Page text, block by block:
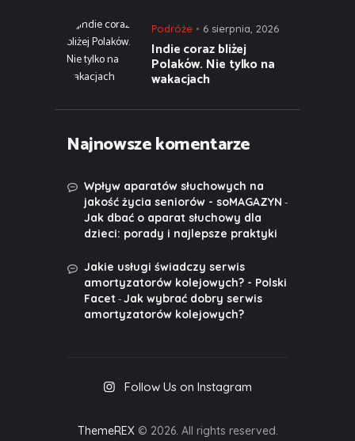
Podróże 6 sierpnia, 2026
Indie coraz bliżej
Polaków. Nie tylko na
wakacjach
Najnowsze komentarze
Wpływ aparatów słuchowych na
jakość życia seniorów - soMAGAZYN -
Jak dbać o aparat słuchowy dla
dzieci: porady i najlepsze praktyki
Jakie usługi świadczy serwis
amortyzatorów kolejowych? - Polski
Facet-Jak wybrać dobry serwis
amortyzatorów kolejowych?
Follow Us on Instagram
ThemeREX © 2026. All rights reserved.